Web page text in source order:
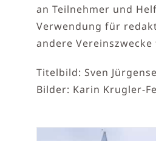
an Teilnehmer und
Verwendung für
andere
Titelbild: Sven
Bilder: Karin Krugler-